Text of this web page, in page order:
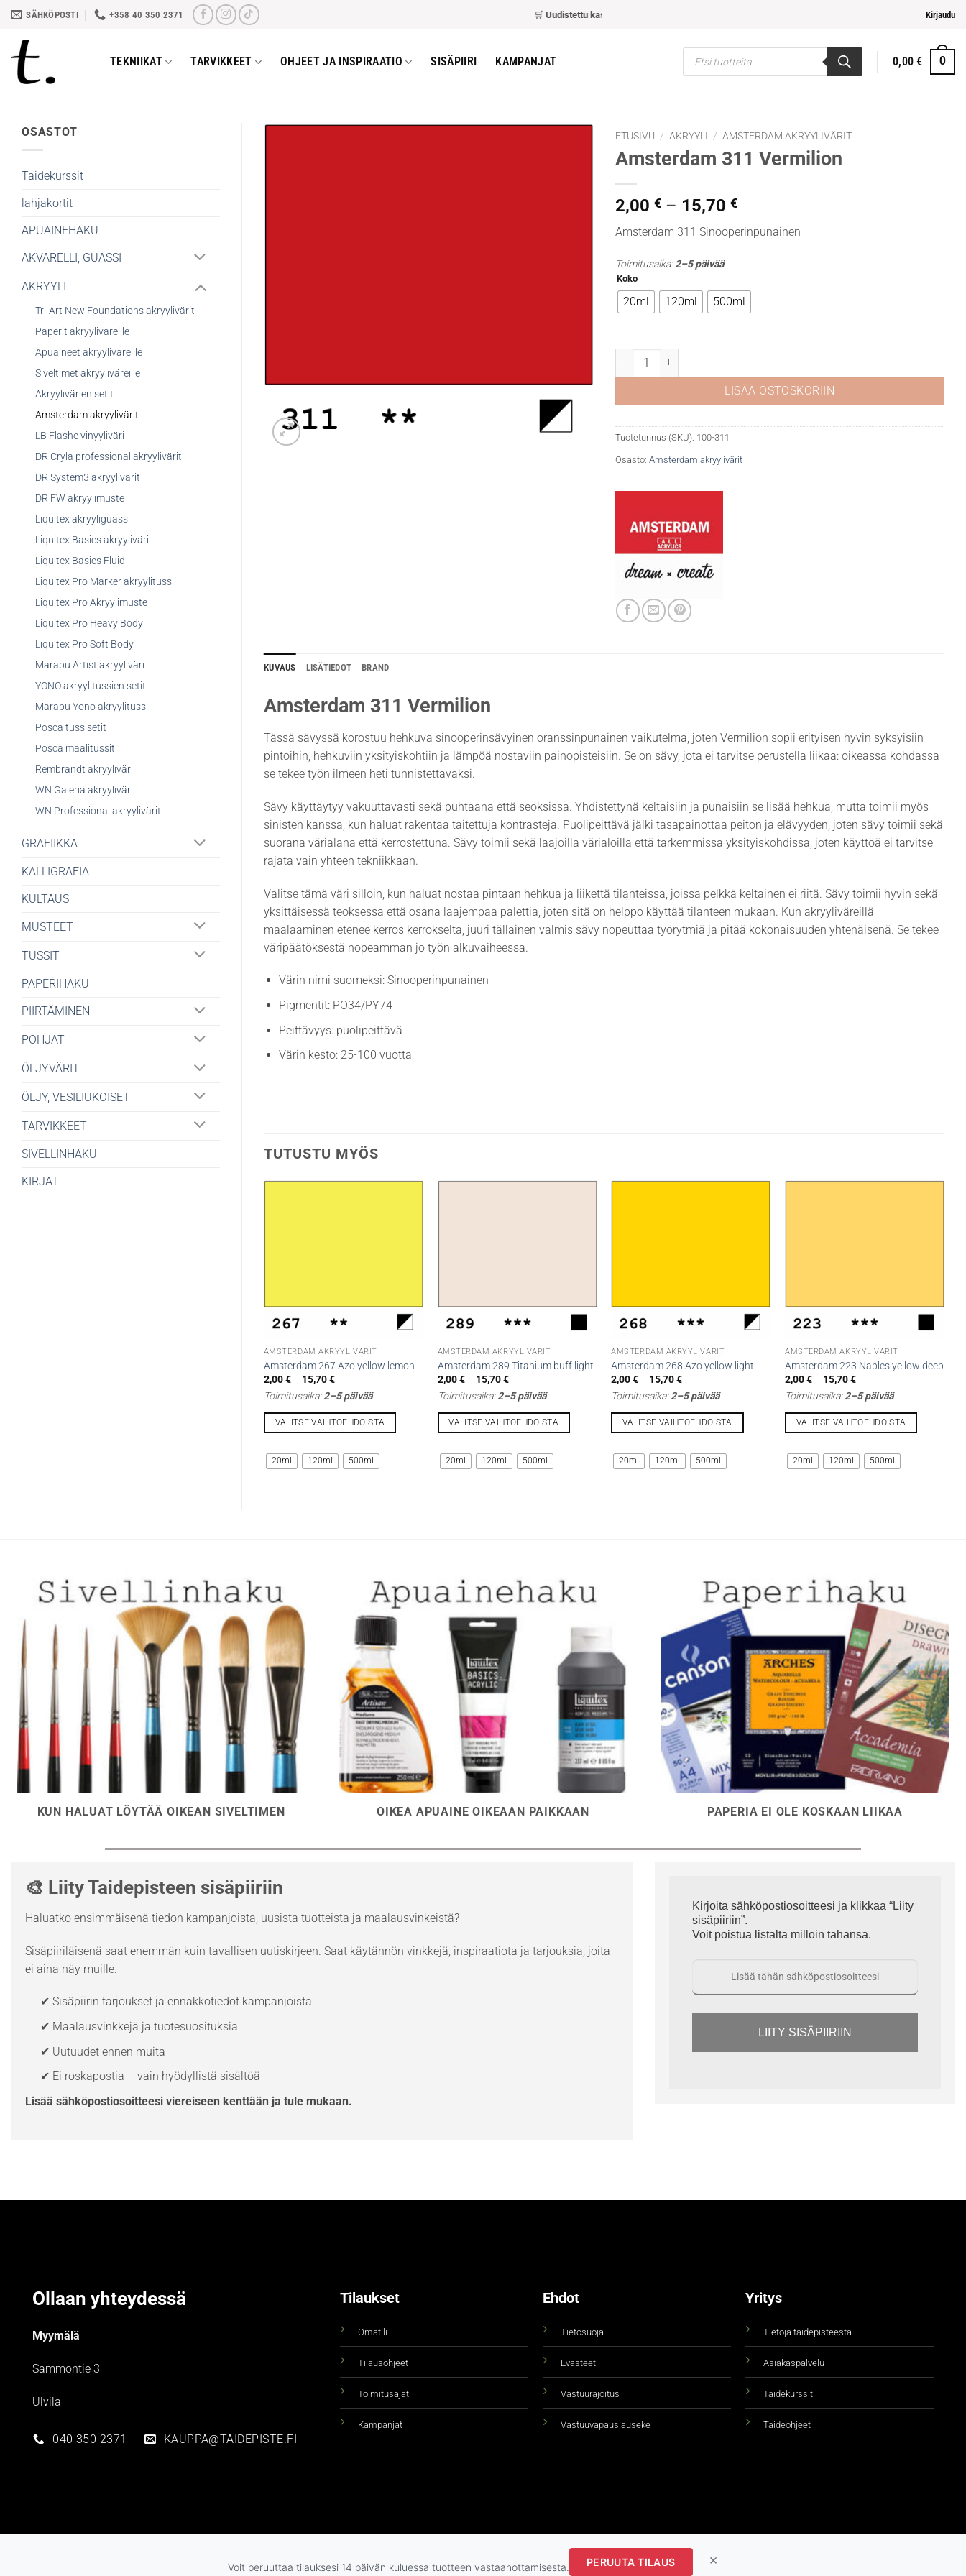
Skip
content
SÄHKÖPOSTI +358 40 350 2371 Uudistettu kassa– nopeampi ja helpompi maksaminen Kirjaudu
TEKNIIKAT TARVIKKEET OHJEET JA INSPIRAATIO SISÄPIIRI KAMPANJAT
Products
search
0,00€ 0
OSASTOT
Taidekurssit
lahjakortit
APUAINEHAKU
AKVARELLI, GUASSI
AKRYYLI
Tri-Art New Foundations akryylivärit
Paperit akryyliväreille
Apuaineet akryyliväreille
Siveltimet akryyliväreille
Akryylivärien setit
Amsterdam akryylivärit
LB Flashe vinyyliväri
DR Cryla professional akryylivärit
DR System3 akryylivärit
DR FW akryylimuste
Liquitex akryyliguassi
Liquitex Basics akryyliväri
Liquitex Basics Fluid
Liquitex Pro Marker akryylitussi
Liquitex Pro Akryylimuste
Liquitex Pro Heavy Body
Liquitex Pro Soft Body
Marabu Artist akryyliväri
YONO akryylitussien setit
Marabu Yono akryylitussi
Posca tussisetit
Posca maalitussit
Rembrandt akryyliväri
WN Galeria akryyliväri
WN Professional akryylivärit
GRAFIIKKA
KALLIGRAFIA
KULTAUS
MUSTEET
TUSSIT
PAPERIHAKU
PIIRTÄMINEN
POHJAT
ÖLJYVÄRIT
ÖLJY, VESILIUKOISET
TARVIKKEET
SIVELLINHAKU
KIRJAT
ETUSIVU / AKRYYLI / AMSTERDAM AKRYYLIVÄRIT
Amsterdam 311 Vermilion
2,00 € – 15,70 €Hintaluokka:
2,00 €
-
Amsterdam 311 Sinooperinpunainen
Toimitusaika:2–5 päivää
Koko
20ml 120ml 500ml
Amsterdam 311 Vermilion määrä
LISÄÄ OSTOSKORIIN
Tuotetunnus (SKU): 100-311
Osasto: Amsterdam akryylivärit
KUVAUS LISÄTIEDOT BRAND
Amsterdam 311 Vermilion
Tässä sävyssä korostuu hehkuva sinooperinsävyinen oranssinpunainen vaikutelma, joten Vermilion sopii erityisen hyvin syksyisiin
pintoihin, hehkuviin yksityiskohtiin ja lämpöä nostaviin painopisteisiin. Se on sävy, jota ei tarvitse perustella liikaa: oikeassa kohdassa
se tekee työn ilmeen heti tunnistettavaksi.
Sävy käyttäytyy vakuuttavasti sekä puhtaana että seoksissa. Yhdistettynä keltaisiin ja punaisiin se lisää hehkua, mutta toimii myös
sinisten kanssa, kun haluat rakentaa taitettuja kontrasteja. Puolipeittävä jälki tasapainottaa peiton ja elävyyden, joten sävy toimii sekä
suorana värialana että kerrostettuna. Sävy toimii sekä laajoilla värialoilla että tarkemmissa yksityiskohdissa, joten käyttöä ei tarvitse
rajata vain yhteen tekniikkaan.
Valitse tämä väri silloin, kun haluat nostaa pintaan hehkua ja liikettä tilanteissa, joissa pelkkä keltainen ei riitä. Sävy toimii hyvin sekä
yksittäisessä teoksessa että osana laajempaa palettia, joten sitä on helppo käyttää tilanteen mukaan. Kun akryyliväreillä
maalaaminen etenee kerros kerrokselta, juuri tällainen valmis sävy nopeuttaa työrytmiä ja pitää kokonaisuuden yhtenäisenä. Se tekee
väripäätöksestä nopeamman jo työn alkuvaiheessa.
Värin nimi suomeksi: Sinooperinpunainen
Pigmentit: PO34/PY74
Peittävyys: puolipeittävä
Värin kesto: 25-100 vuotta
TUTUSTU MYÖS
AMSTERDAM AKRYYLIVÄRIT
Amsterdam 267 Azo yellow lemon
2,00€ – 15,70€Hintaluokka:
2,00 €
-
Toimitusaika:2–5 päivää
VALITSE VAIHTOEHDOISTA
tuotteella
sivulla.
20ml 120ml 500ml
AMSTERDAM AKRYYLIVÄRIT
Amsterdam 289 Titanium buff light
2,00€ – 15,70€Hintaluokka:
2,00 €
-
Toimitusaika:2–5 päivää
VALITSE VAIHTOEHDOISTA
tuotteella
sivulla.
20ml 120ml 500ml
AMSTERDAM AKRYYLIVÄRIT
Amsterdam 268 Azo yellow light
2,00€ – 15,70€Hintaluokka:
2,00 €
-
Toimitusaika:2–5 päivää
VALITSE VAIHTOEHDOISTA
tuotteella
20ml 120ml 500ml
AMSTERDAM AKRYYLIVÄRIT
Amsterdam 223 Naples yellow deep
2,00€ – 15,70€Hintaluokka:
2,00 €
-
Toimitusaika:2–5 päivää
VALITSE VAIHTOEHDOISTA
tuotteella
sivulla.
20ml 120ml 500ml
KUN HALUAT LÖYTÄÄ OIKEAN SIVELTIMEN OIKEA APUAINE OIKEAAN PAIKKAAN PAPERIA EI OLE KOSKAAN LIIKAA
🎨 Liity Taidepisteen sisäpiiriin
Haluatko ensimmäisenä tiedon kampanjoista, uusista tuotteista ja maalausvinkeistä?
Sisäpiiriläisenä saat enemmän kuin tavallisen uutiskirjeen. Saat käytännön vinkkejä, inspiraatiota ja tarjouksia, joita
ei aina näy muille.
✔ Sisäpiirin tarjoukset ja ennakkotiedot kampanjoista
✔ Maalausvinkkejä ja tuotesuosituksia
✔ Uutuudet ennen muita
✔ Ei roskapostia – vain hyödyllistä sisältöä
Lisää sähköpostiosoitteesi viereiseen kenttään ja tule mukaan.
Kirjoita sähköpostiosoitteesi ja klikkaa “Liity
sisäpiiriin”.
Voit poistua listalta milloin tahansa.
LIITY SISÄPIIRIIN
Ollaan yhteydessä
Myymälä
Sammontie 3
Ulvila
040 350 2371 KAUPPA@TAIDEPISTE.FI
Tilaukset
Omatili
Tilausohjeet
Toimitusajat
Kampanjat
Ehdot
Tietosuoja
Evästeet
Vastuurajoitus
Vastuuvapauslauseke
Yritys
Tietoja taidepisteestä
Asiakaspalvelu
Taidekurssit
Taideohjeet
Copyright 2026 © taidepiste.fi
Voit peruuttaa tilauksesi 14 päivän kuluessa tuotteen vastaanottamisesta. PERUUTA TILAUS ×